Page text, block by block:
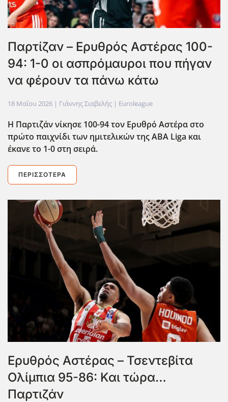
Παρτίζαν – Ερυθρός Αστέρας 100-
94: 1-0 οι ασπρόμαυροι που πήγαν
να φέρουν τα πάνω κάτω
18 Μαΐου 2026 | Γιάννης Σιαβελής | Euroleague
Η Παρτιζάν νίκησε 100-94 τον Ερυθρό Αστέρα στο
πρώτο παιχνίδι των ημιτελικών της ABA Liga και
έκανε το 1-0 στη σειρά.
ΠΕΡΙΣΣΌΤΕΡΑ
Ερυθρός Αστέρας – Τσεντεβίτα
Ολίμπια 95-86: Και τώρα…
Παρτιζάν